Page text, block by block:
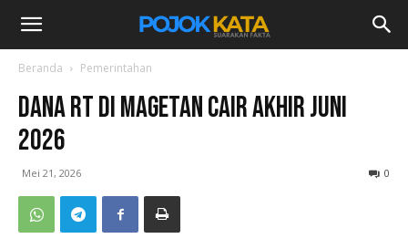
Beranda Pemerintahan
Dana RT di Magetan Cair Akhir Juni
2026
Mei 21, 2026 0